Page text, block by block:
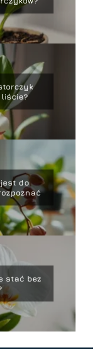
liście?
do
stać bez